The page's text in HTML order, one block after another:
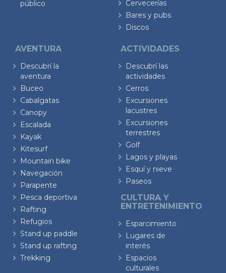
público
Cervecerías
Bares y pubs
Discos
AVENTURA
Descubrí la
aventura
Buceo
Cabalgatas
Canopy
Escalada
Kayak
Kitesurf
Mountain bike
Navegación
Parapente
Pesca deportiva
Rafting
Refugios
Stand up paddle
Stand up rafting
Trekking
ACTIVIDADES
Descubrí las
actividades
Cerros
Excursiones
lacustres
Excursiones
terrestres
Golf
Lagos y playas
Esquí y nieve
Paseos
CULTURA Y
ENTRETENIMIENTO
Esparcimiento
Lugares de
interés
Espacios
culturales